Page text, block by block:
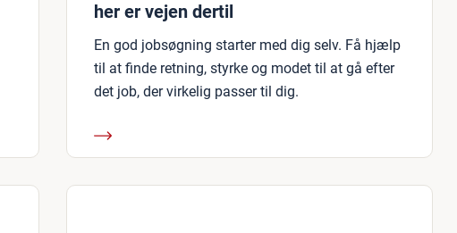
her er vejen dertil
En god jobsøgning starter med dig selv. Få hjælp
til at finde retning, styrke og modet til at gå efter
det job, der virkelig passer til dig.